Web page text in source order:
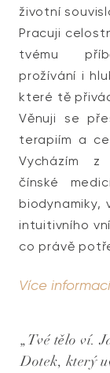
životní
Pracuji
tvému
prožívání i
které tě
Věnuji se
terapiím a
Vycházím z
čínské
biodynamiky,
intuitivního
co právě
Více
„Tvé tělo ví.
Dotek, který